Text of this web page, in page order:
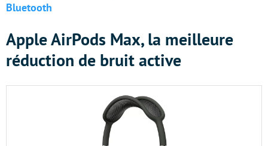
Bluetooth
Apple AirPods Max, la meilleure
réduction de bruit active